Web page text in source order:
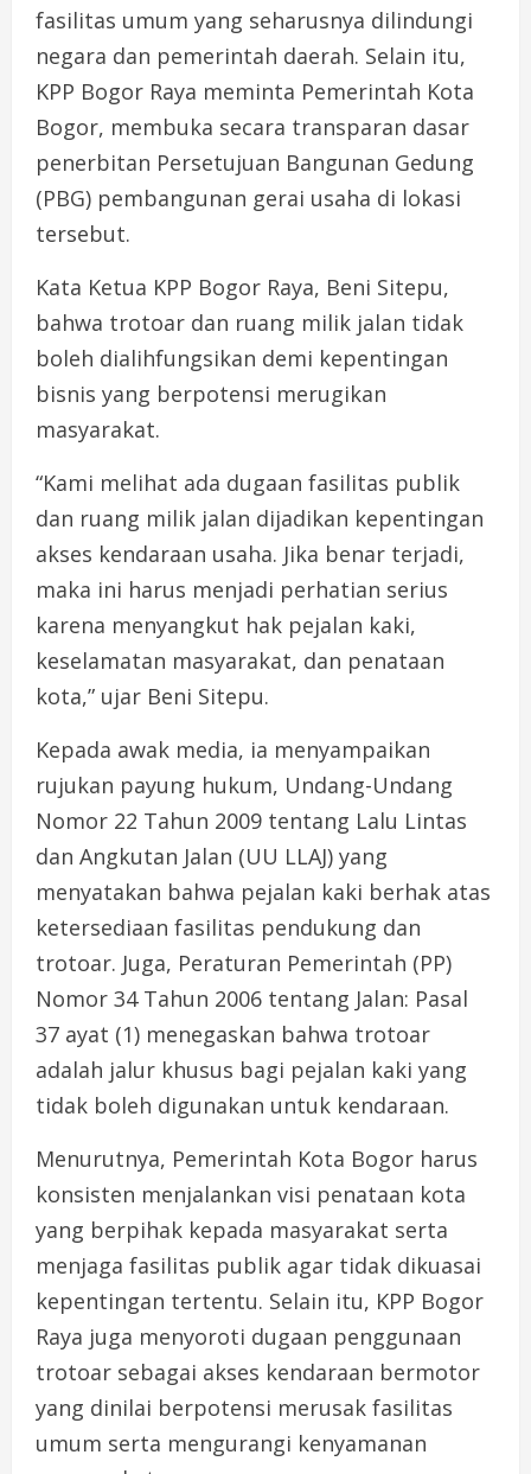
fasilitas umum yang seharusnya dilindungi
negara dan pemerintah daerah. Selain itu,
KPP Bogor Raya meminta Pemerintah Kota
Bogor, membuka secara transparan dasar
penerbitan Persetujuan Bangunan Gedung
(PBG) pembangunan gerai usaha di lokasi
tersebut.
Kata Ketua KPP Bogor Raya, Beni Sitepu,
bahwa trotoar dan ruang milik jalan tidak
boleh dialihfungsikan demi kepentingan
bisnis yang berpotensi merugikan
masyarakat.
“Kami melihat ada dugaan fasilitas publik
dan ruang milik jalan dijadikan kepentingan
akses kendaraan usaha. Jika benar terjadi,
maka ini harus menjadi perhatian serius
karena menyangkut hak pejalan kaki,
keselamatan masyarakat, dan penataan
kota,” ujar Beni Sitepu.
Kepada awak media, ia menyampaikan
rujukan payung hukum, Undang-Undang
Nomor 22 Tahun 2009 tentang Lalu Lintas
dan Angkutan Jalan (UU LLAJ) yang
menyatakan bahwa pejalan kaki berhak atas
ketersediaan fasilitas pendukung dan
trotoar. Juga, Peraturan Pemerintah (PP)
Nomor 34 Tahun 2006 tentang Jalan: Pasal
37 ayat (1) menegaskan bahwa trotoar
adalah jalur khusus bagi pejalan kaki yang
tidak boleh digunakan untuk kendaraan.
Menurutnya, Pemerintah Kota Bogor harus
konsisten menjalankan visi penataan kota
yang berpihak kepada masyarakat serta
menjaga fasilitas publik agar tidak dikuasai
kepentingan tertentu. Selain itu, KPP Bogor
Raya juga menyoroti dugaan penggunaan
trotoar sebagai akses kendaraan bermotor
yang dinilai berpotensi merusak fasilitas
umum serta mengurangi kenyamanan